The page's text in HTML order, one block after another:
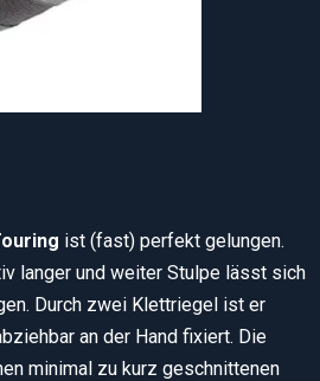
ist (fast) perfekt gelungen.
langer und weiter Stulpe lässt sich
Durch zwei Klettriegel ist er
an der Hand fixiert. Die
minimal zu kurz geschnittenen